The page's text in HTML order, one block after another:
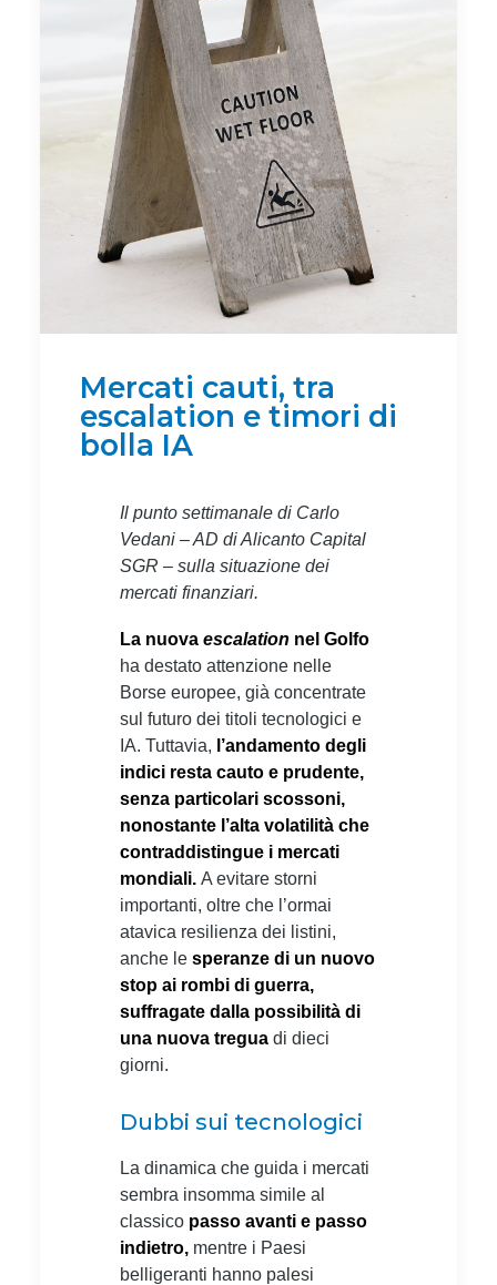
Mercati cauti, tra
escalation e timori di
bolla IA
Il punto settimanale di Carlo
Vedani – AD di Alicanto Capital
SGR – sulla situazione dei
mercati finanziari.
La nuova escalation nel Golfo
ha destato attenzione nelle
Borse europee, già concentrate
sul futuro dei titoli tecnologici e
IA. Tuttavia, l’andamento degli
indici resta cauto e prudente,
senza particolari scossoni,
nonostante l’alta volatilità che
contraddistingue i mercati
mondiali. A evitare storni
importanti, oltre che l’ormai
atavica resilienza dei listini,
anche le speranze di un nuovo
stop ai rombi di guerra,
suffragate dalla possibilità di
una nuova tregua di dieci
giorni.
Dubbi sui tecnologici
La dinamica che guida i mercati
sembra insomma simile al
classico passo avanti e passo
indietro, mentre i Paesi
belligeranti hanno palesi